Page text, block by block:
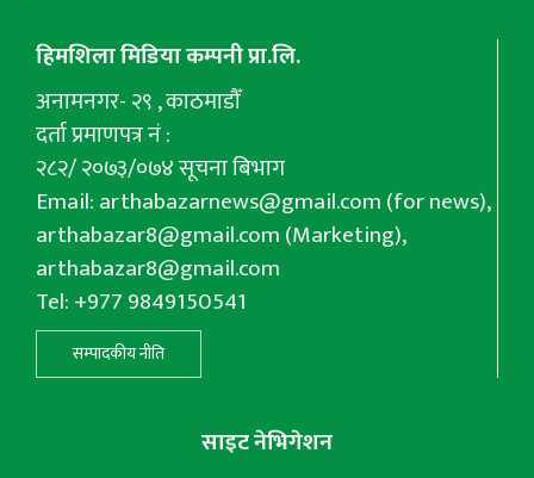
हिमशिला मिडिया कम्पनी प्रा.लि.
अनामनगर- २९ , काठमाडौँ
दर्ता प्रमाणपत्र नं :
२८२/ २०७३/०७४ सूचना बिभाग
Email:arthabazarnews@gmail.com(for news),
arthabazar8@gmail.com(Marketing),
arthabazar8@gmail.com
Tel: +977 9849150541
सम्पादकीय नीति
साइट नेभिगेशन